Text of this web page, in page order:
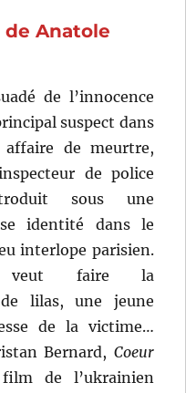
de Anatole
de l’innocence
suspect dans
affaire de meurtre,
de police
sous une
identité dans le
interlope parisien.
faire la
lilas, une jeune
de la victime…
Bernard, Coeur
de l’ukrainien